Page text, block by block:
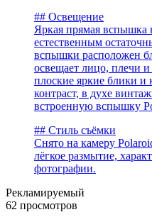
## Освещение
Яркая прямая вспышка
естественным
вспышки расположен
освещает лицо, плечи и
плоские яркие блики и
контраст, в духе
встроенную вспышку
## Стиль съёмки
Снято на камеру
лёгкое размытие,
фотографии.
Рекламируемый
62 просмотров